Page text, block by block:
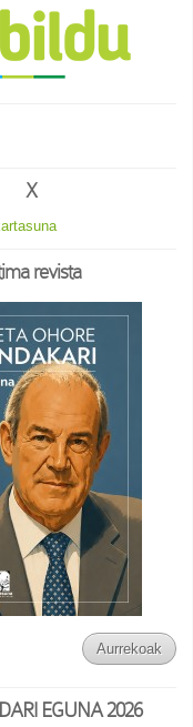
X
revista
Aurrekoak
EGUNA 2026